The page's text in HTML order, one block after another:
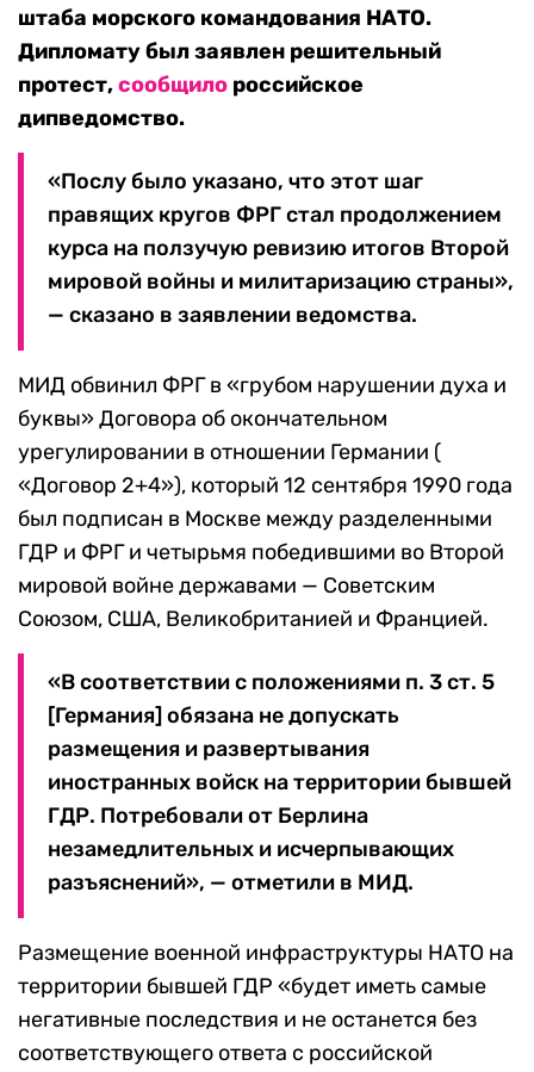
штаба морского командования НАТО.
Дипломату был заявлен решительный
протест,сообщило российское
дипведомство.
«Послу было указано, что этот шаг
правящих кругов ФРГ стал продолжением
курса на ползучую ревизию итогов Второй
мировой войны и милитаризацию страны»,
— сказано в заявлении ведомства.
МИД обвинил ФРГ в «грубом нарушении духа и
буквы» Договора об окончательном
урегулировании в отношении Германии (
«Договор 2+4»), который 12 сентября 1990 года
был подписан в Москве между разделенными
ГДР и ФРГ и четырьмя победившими во Второй
мировой войне державами — Советским
Союзом, США, Великобританией и Францией.
«В соответствии с положениями п. 3 ст. 5
[Германия] обязана не допускать
размещения и развертывания
иностранных войск на территории бывшей
ГДР. Потребовали от Берлина
незамедлительных и исчерпывающих
разъяснений», — отметили в МИД.
Размещение военной инфраструктуры НАТО на
территории бывшей ГДР «будет иметь самые
негативные последствия и не останется без
соответствующего ответа с российской